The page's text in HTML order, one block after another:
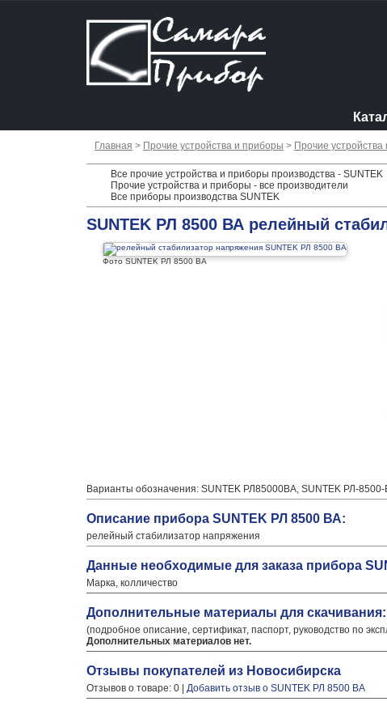
Главная > Прочие устройства и приборы > Прочие
Все прочие устройства и приборы производства - SUNTEK
Прочие устройства и приборы - все производители
Все приборы производства SUNTEK
SUNTEK РЛ 8500 ВА релейный
Фото SUNTEK РЛ 8500 ВА
Варианты обозначения: SUNTEK РЛ85000ВА, SUNTEK РЛ-
Описание прибора SUNTEK РЛ 8500 ВА:
релейный стабилизатор напряжения
Данные необходимые для заказа прибора
Марка, колличество
Дополнительные материалы для скачивания:
(подробное описание, сертификат, паспорт, руководство по
Дополнительных материалов нет.
Отзывы покупателей из Новосибирска
Отзывов о товаре: 0 | Добавить отзыв о SUNTEK РЛ 8500 ВА